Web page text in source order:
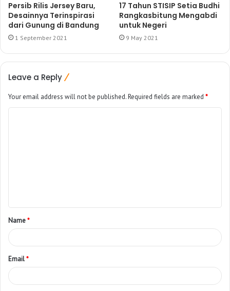
Persib Rilis Jersey Baru,
Desainnya Terinspirasi
dari Gunung di Bandung
1 September 2021
17 Tahun STISIP Setia Budhi
Rangkasbitung Mengabdi
untuk Negeri
9 May 2021
Leave a Reply
Your email address will not be published.Required fields are marked *
Name*
Email*